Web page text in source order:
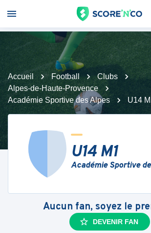
Accueil Football
Clubs
Alpes-de-Haute-Provence
Académie Sportive des Alpes
U14
U14 M1
Académie Sportive
Aucun fan, soyez le
DEVENIR FAN